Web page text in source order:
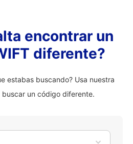
encontrar un
diferente?
estabas buscando? Usa nuestra
buscar un código diferente.